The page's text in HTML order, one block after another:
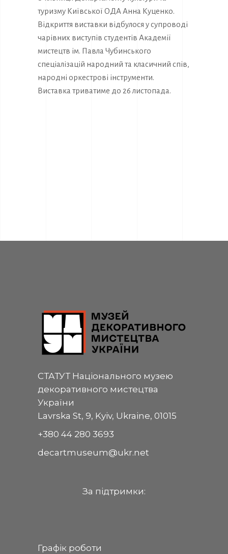
туризму Київської ОДА Анна Куценко.
Відкриття виставки відбулося у супроводі
чарівних виступів студентів Академії
мистецтв ім. Павла Чубинського
спеціалізацій народний та класичний спів,
народні оркестрові інструменти.
Виставка триватиме до 26 листопада.
СТАТУТ Національного музею
декоративного мистецтва
України
Lavrska St, 9, Kyiv, Ukraine, 01015
+380 44 280 3693
decartmuseum@ukr.net
За пiдтримки:
Графік роботи